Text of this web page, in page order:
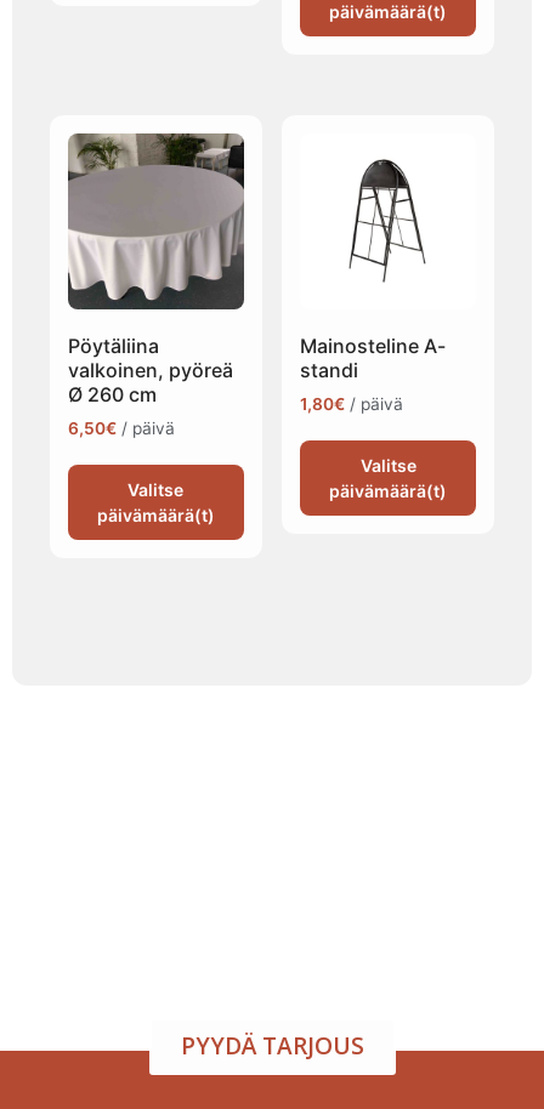
päivämäärä(t)
Pöytäliina
valkoinen, pyöreä
Ø 260 cm
6,50€ / päivä
Valitse
päivämäärä(t)
Mainosteline A-
standi
1,80€ / päivä
Valitse
päivämäärä(t)
PYYDÄ TARJOUS